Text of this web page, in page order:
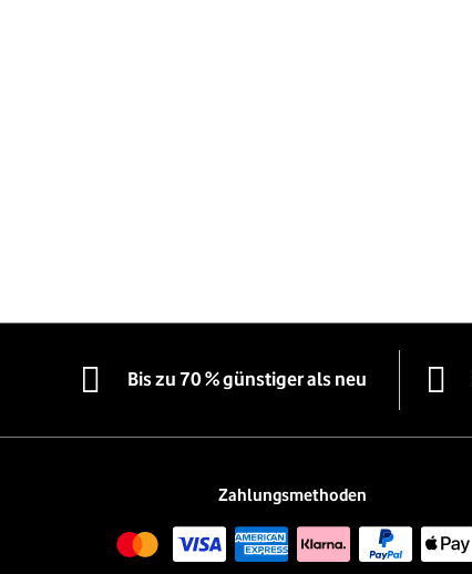
Bis zu 70 % günstiger als neu
Zahlungsmethoden